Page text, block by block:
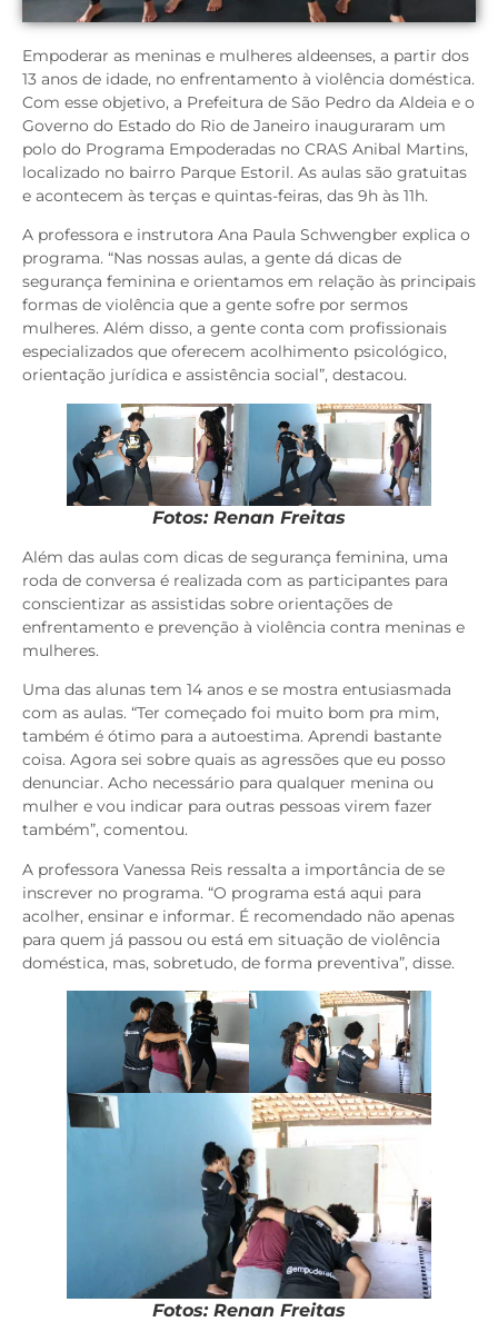
Empoderar as meninas e mulheres aldeenses, a partir dos
13 anos de idade, no enfrentamento à violência doméstica.
Com esse objetivo, a Prefeitura de São Pedro da Aldeia e o
Governo do Estado do Rio de Janeiro inauguraram um
polo do Programa Empoderadas no CRAS Anibal Martins,
localizado no bairro Parque Estoril. As aulas são gratuitas
e acontecem às terças e quintas-feiras, das 9h às 11h.
A professora e instrutora Ana Paula Schwengber explica o
programa. “Nas nossas aulas, a gente dá dicas de
segurança feminina e orientamos em relação às principais
formas de violência que a gente sofre por sermos
mulheres. Além disso, a gente conta com profissionais
especializados que oferecem acolhimento psicológico,
orientação jurídica e assistência social”, destacou.
Fotos: Renan Freitas
Além das aulas com dicas de segurança feminina, uma
roda de conversa é realizada com as participantes para
conscientizar as assistidas sobre orientações de
enfrentamento e prevenção à violência contra meninas e
mulheres.
Uma das alunas tem 14 anos e se mostra entusiasmada
com as aulas. “Ter começado foi muito bom pra mim,
também é ótimo para a autoestima. Aprendi bastante
coisa. Agora sei sobre quais as agressões que eu posso
denunciar. Acho necessário para qualquer menina ou
mulher e vou indicar para outras pessoas virem fazer
também”, comentou.
A professora Vanessa Reis ressalta a importância de se
inscrever no programa. “O programa está aqui para
acolher, ensinar e informar. É recomendado não apenas
para quem já passou ou está em situação de violência
doméstica, mas, sobretudo, de forma preventiva”, disse.
Fotos: Renan Freitas